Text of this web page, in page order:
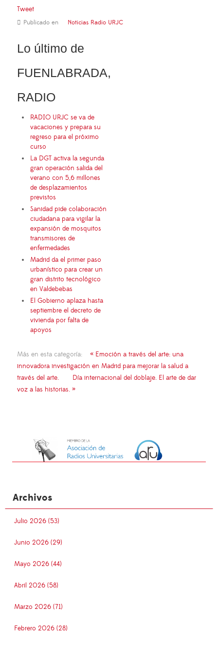
Tweet
Publicado en Noticias Radio URJC
Lo último de
FUENLABRADA,
RADIO
RADIO URJC se va de
vacaciones y prepara su
regreso para el próximo
curso
La DGT activa la segunda
gran operación salida del
verano con 5,6 millones
de desplazamientos
previstos
Sanidad pide colaboración
ciudadana para vigilar la
expansión de mosquitos
transmisores de
enfermedades
Madrid da el primer paso
urbanístico para crear un
gran distrito tecnológico
en Valdebebas
El Gobierno aplaza hasta
septiembre el decreto de
vivienda por falta de
apoyos
Más en esta categoría:
« Emoción a través del arte: una
innovadora investigación en Madrid para mejorar la salud a
través del arte.
Día internacional del doblaje. El arte de dar
voz a las historias. »
Archivos
Julio 2026 (53)
Junio 2026 (29)
Mayo 2026 (44)
Abril 2026 (58)
Marzo 2026 (71)
Febrero 2026 (28)